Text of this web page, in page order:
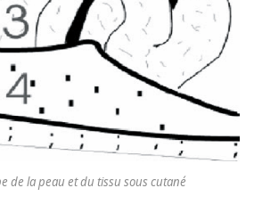
de la peau et du tissu sous cutané